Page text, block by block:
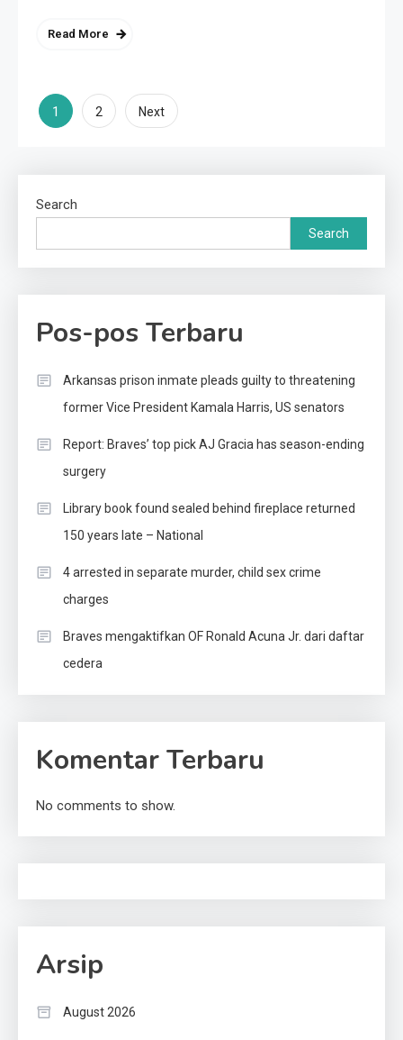
Read More
Posts
1 2 Next
Search
Search
Pos-pos Terbaru
Arkansas prison inmate pleads guilty to threatening
former Vice President Kamala Harris, US senators
Report: Braves’ top pick AJ Gracia has season-ending
surgery
Library book found sealed behind fireplace returned
150 years late – National
4 arrested in separate murder, child sex crime
charges
Braves mengaktifkan OF Ronald Acuna Jr. dari daftar
cedera
Komentar Terbaru
No comments to show.
Arsip
August 2026